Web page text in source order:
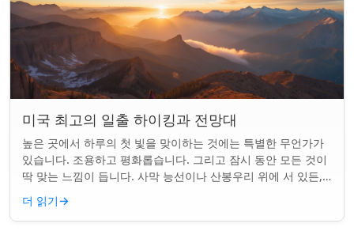
미국 최고의 일출 하이킹과 전망대
높은 곳에서 하루의 첫 빛을 맞이하는 것에는 특별한 무언가가
있습니다. 조용하고 평화롭습니다. 그리고 잠시 동안 모든 것이
딱 맞는 느낌이 듭니다. 사막 능선이나 산봉우리 위에 서 있든,
일출 하이킹은 평범한 아침을...
더 읽기→